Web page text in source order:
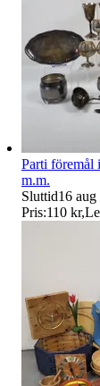
Parti föremål
m.m.
Sluttid16
Pris:110 kr,